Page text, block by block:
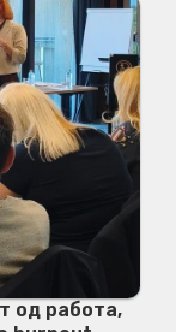
од работа,